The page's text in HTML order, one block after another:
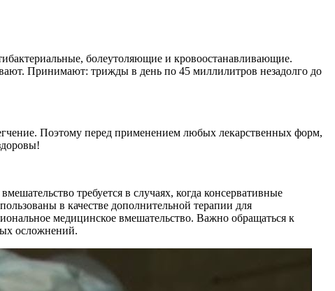
болеутоляющие и кровоостанавливающие.
Принимают: трижды в день по 45 миллилитров незадолго до
Поэтому перед применением любых лекарственных форм,
требуется в случаях, когда консервативные
в качестве дополнительной терапии для
медицинское вмешательство. Важно обращаться к
осложнений.